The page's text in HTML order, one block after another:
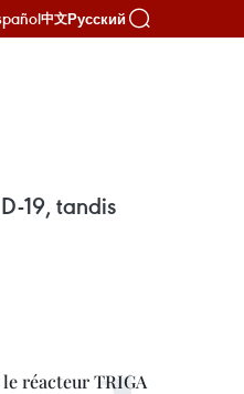
中文Русский
19, tandis
réacteur TRIGA